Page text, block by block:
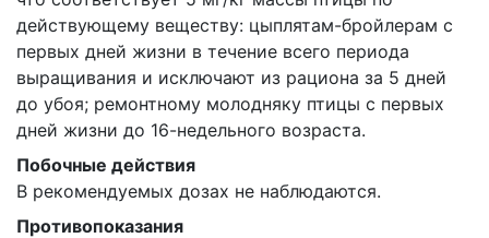
действующему веществу: цыплятам-бройлерам с
первых дней жизни в течение всего периода
выращивания и исключают из рациона за 5 дней
до убоя; ремонтному молодняку птицы с первых
дней жизни до 16-недельного возраста.
Побочные действия
В рекомендуемых дозах не наблюдаются.
Противопоказания